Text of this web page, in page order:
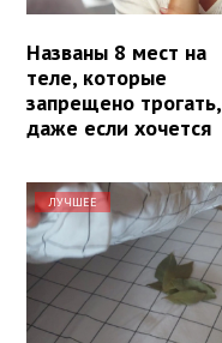
Названы 8 мест на
теле, которые
запрещено трогать,
даже если хочется
ЛУЧШЕЕ